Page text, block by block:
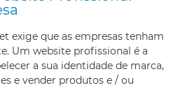
exige que as empresas tenham
Um website profissional é a
a sua identidade de marca,
e vender produtos e / ou